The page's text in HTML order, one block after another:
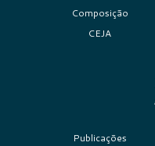
Composição
CEJA
Publicações